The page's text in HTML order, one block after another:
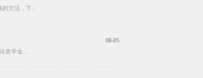
方法，下...
08-05
奖学金...